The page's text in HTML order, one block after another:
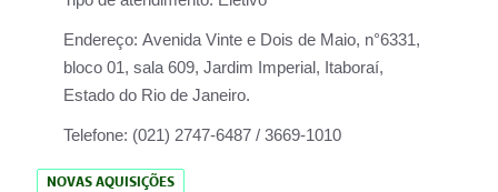
Endereço: Avenida Vinte e Dois de Maio, n°6331,
bloco 01, sala 609, Jardim Imperial, Itaboraí,
Estado do Rio de Janeiro.
Telefone: (021) 2747-6487 / 3669-1010
NOVAS AQUISIÇÕES